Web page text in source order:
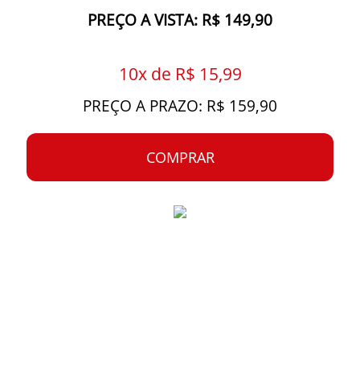
PREÇO A VISTA: R$ 149,90
10x de R$ 15,99
PREÇO A PRAZO: R$ 159,90
COMPRAR